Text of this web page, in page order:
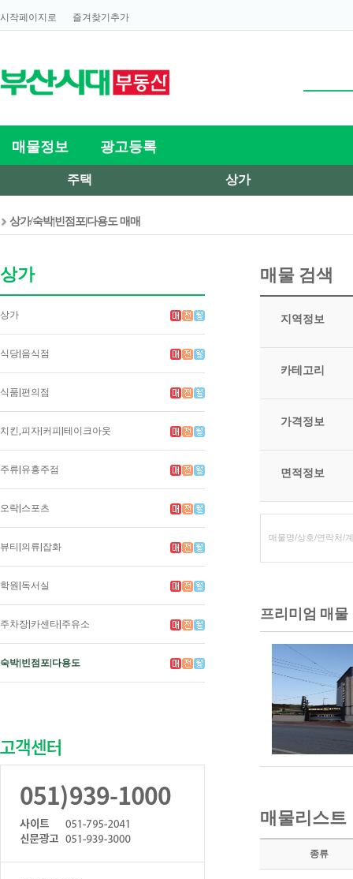
시작페이지로 즐겨찾기추가
매물정보 광고등록
주택 상가
상가/숙박|빈점포|다용도 매매
상가
상가
식당|음식점
식품|편의점
치킨,피자|커피|테이크아웃
주류|유흥주점
오락|스포츠
뷰티|의류|잡화
학원|독서실
주차장|카센타|주유소
숙박|빈점포|다용도
매물 검색
지역정보
카테고리
가격정보
면적정보
프리미엄 매물
매물리스트
종류